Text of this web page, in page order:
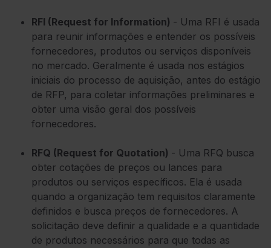
RFI (Request for Information) - Uma RFI é usada
para reunir informações e entender os possíveis
fornecedores, produtos ou serviços disponíveis
no mercado. Geralmente é usada nos estágios
iniciais do processo de aquisição, antes do estágio
de RFP, para coletar informações preliminares e
obter uma visão geral dos possíveis
fornecedores.
RFQ (Request for Quotation) - Uma RFQ busca
obter cotações de preços ou lances para
produtos ou serviços específicos. Ela é usada
quando a organização tem requisitos claramente
definidos e busca preços de fornecedores. A
solicitação deve definir a qualidade e a quantidade
de produtos necessários para que todas as